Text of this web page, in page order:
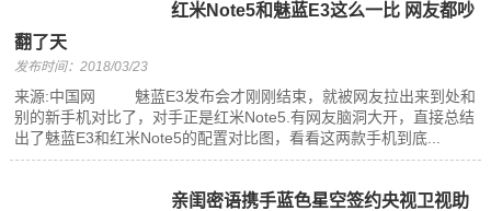
红米Note5和魅蓝E3这么一比 网友都吵
翻了天
发布时间：2018/03/23
来源:中国网 魅蓝E3发布会才刚刚结束，就被网友拉出来到处和
别的新手机对比了，对手正是红米Note5.有网友脑洞大开，直接总结
出了魅蓝E3和红米Note5的配置对比图，看看这两款手机到底...
亲闺密语携手蓝色星空签约央视卫视助